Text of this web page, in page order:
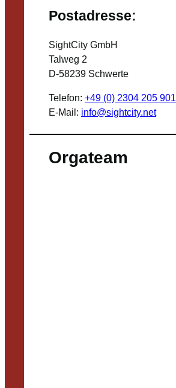
Postadresse:
SightCity GmbH
Talweg 2
D-58239 Schwerte
Telefon: +49 (0) 2304 205 901
E-Mail: info@sightcity.net
Orgateam